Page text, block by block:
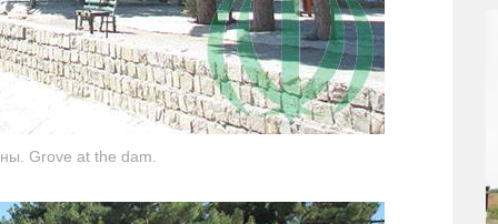
Grove at the dam.